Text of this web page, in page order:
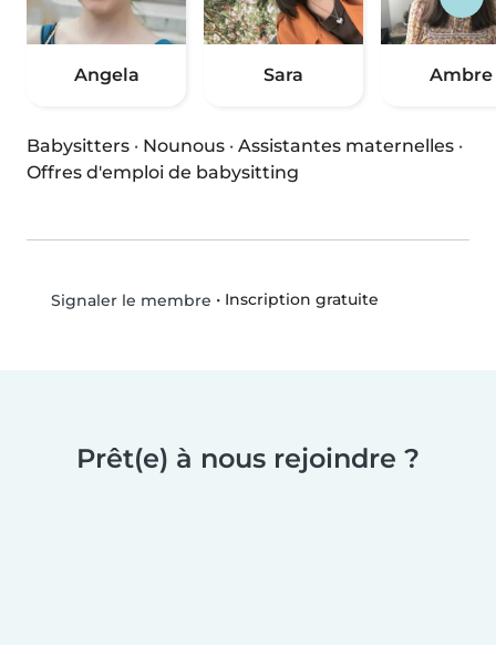
Angela Sara Ambre
Babysitters · Nounous · Assistantes maternelles ·
Offres d'emploi de babysitting
Signaler le membre • Inscription gratuite
Prêt(e) à nous rejoindre ?